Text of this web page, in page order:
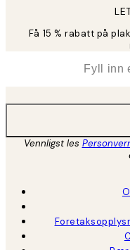
Få 15 % rabatt på
Vennligst les